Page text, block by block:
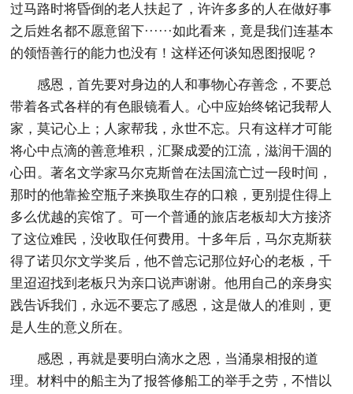
过马路时将昏倒的老人扶起了，许许多多的人在做好事
之后姓名都不愿意留下······如此看来，竟是我们连基本
的领悟善行的能力也没有！这样还何谈知恩图报呢？
感恩，首先要对身边的人和事物心存善念，不要总
带着各式各样的有色眼镜看人。心中应始终铭记我帮人
家，莫记心上；人家帮我，永世不忘。只有这样才可能
将心中点滴的善意堆积，汇聚成爱的江流，滋润干涸的
心田。著名文学家马尔克斯曾在法国流亡过一段时间，
那时的他靠捡空瓶子来换取生存的口粮，更别提住得上
多么优越的宾馆了。可一个普通的旅店老板却大方接济
了这位难民，没收取任何费用。十多年后，马尔克斯获
得了诺贝尔文学奖后，他不曾忘记那位好心的老板，千
里迢迢找到老板只为亲口说声谢谢。他用自己的亲身实
践告诉我们，永远不要忘了感恩，这是做人的准则，更
是人生的意义所在。
感恩，再就是要明白滴水之恩，当涌泉相报的道
理。材料中的船主为了报答修船工的举手之劳，不惜以